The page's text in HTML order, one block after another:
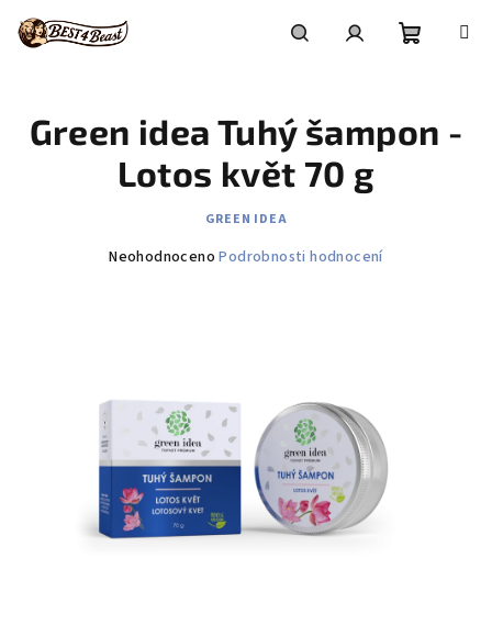
obsah
košík
Green idea Tuhý šampon -
Lotos květ 70 g
GREEN IDEA
Průměrné
hvězdiček.
Neohodnoceno Podrobnosti hodnocení